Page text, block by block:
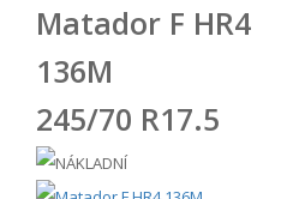
Matador F HR4
136M
245/70 R17.5